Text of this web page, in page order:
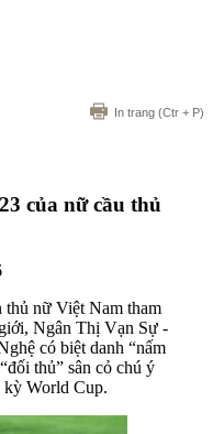
In trang (Ctr + P)
của nữ cầu thủ
thủ nữ Việt Nam tham
Ngân Thị Vạn Sự -
có biệt danh “nấm
thủ” sân cỏ chú ý
kỳ World Cup.